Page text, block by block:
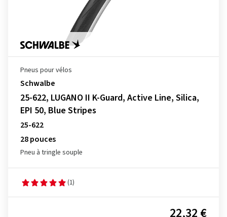
Pneus pour vélos
Schwalbe
25-622, LUGANO II K-Guard, Active Line, Silica,
EPI 50, Blue Stripes
25-622
28 pouces
Pneu à tringle souple
(1)
22,32 €